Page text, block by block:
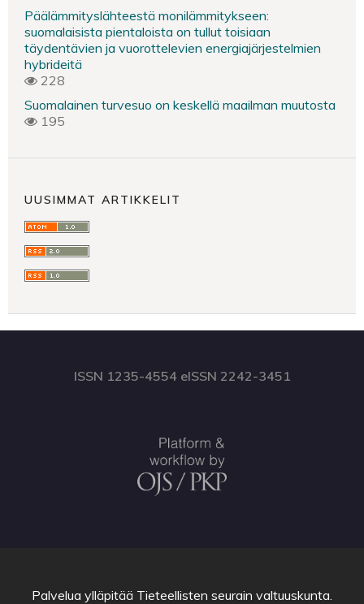
Päälämmityslähteestä monilämmitykseen:
suomalaisista pientaloista on tullut toisiaan
täydentävien ja vuorottelevien energiajärjestelmien
hybrideitä
228
Suomalainen turvesuo on keskellä maailman muutosta
195
UUSIMMAT ARTIKKELIT
ISSN 1235-4554 eISSN 2242-3451
Palvelua ylläpitää Tieteellisten seurain valtuuskunta